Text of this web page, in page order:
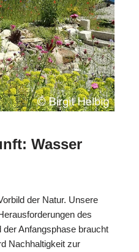
Wasser
der Natur. Unsere
des
Anfangsphase braucht
Nachhaltigkeit zur